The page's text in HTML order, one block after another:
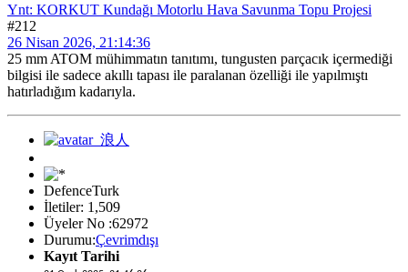
Ynt: KORKUT Kundağı Motorlu Hava Savunma Topu Projesi
#212
26 Nisan 2026, 21:14:36
25 mm ATOM mühimmatın tanıtımı, tungusten parçacık içermediği
bilgisi ile sadece akıllı tapası ile paralanan özelliği ile yapılmıştı
hatırladığım kadarıyla.
DefenceTurk
İletiler: 1,509
Üyeler No :62972
Durumu:Çevrimdışı
Kayıt Tarihi